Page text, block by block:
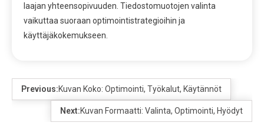
laajan yhteensopivuuden. Tiedostomuotojen valinta
vaikuttaa suoraan optimointistrategioihin ja
käyttäjäkokemukseen.
Previous:Kuvan Koko: Optimointi, Työkalut, Käytännöt
Next:Kuvan Formaatti: Valinta, Optimointi, Hyödyt